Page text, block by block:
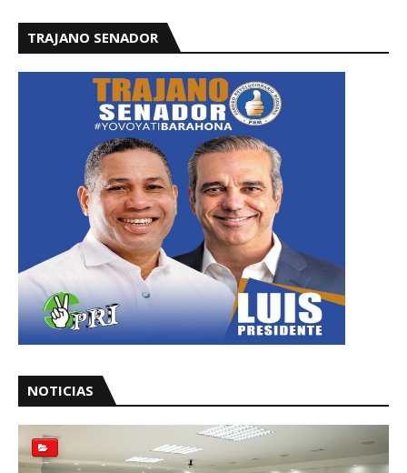
TRAJANO SENADOR
NOTICIAS